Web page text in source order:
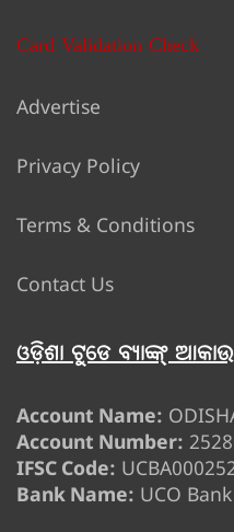
Card Validation Check
Advertise
Privacy Policy
Terms & Conditions
Contact Us
ଓଡ଼ିଶା ଟୁଡେ ବ୍ୟାଙ୍କ୍
Account Name:
Account Number:
IFSC Code:
Bank Name: UCO Bank